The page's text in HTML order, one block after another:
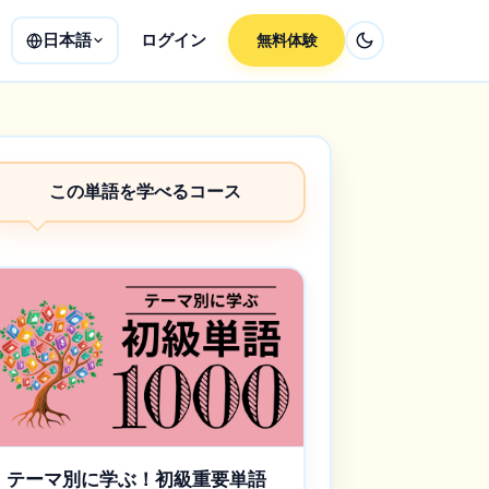
日本語 ログイン 無料体験
この単語を学べるコース
テーマ別に学ぶ！初級重要単語